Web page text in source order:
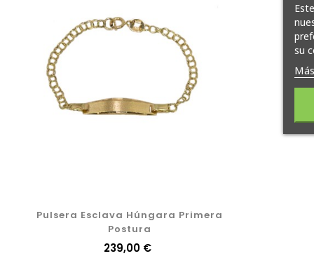
Pulsera Esclava Húngara Primera
Postura
Precio
239,00 €
su